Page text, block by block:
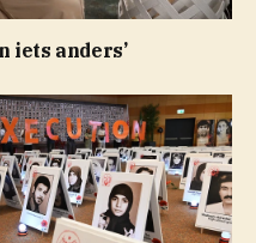
iets anders’